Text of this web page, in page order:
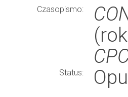
Czasopismo:
Status: